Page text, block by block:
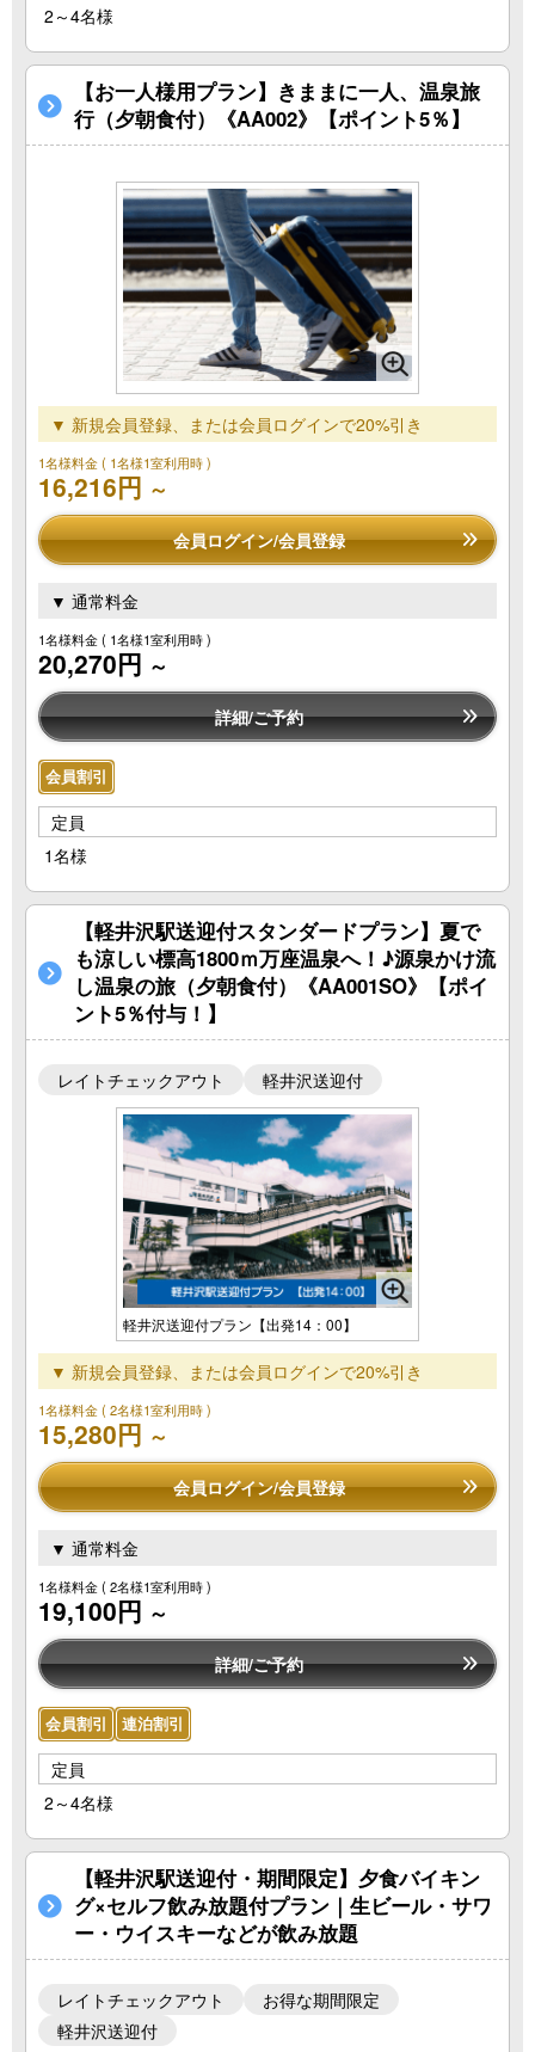
2～4名様
【お一人様用プラン】きままに一人、温泉旅
行（夕朝食付）《AA002》【ポイント5％】
▼ 新規会員登録、または会員ログインで20%引き
1名様料金( 1名様1室利用時 )
16,216円 ～
会員ログイン/会員登録
▼ 通常料金
1名様料金( 1名様1室利用時 )
20,270円 ～
詳細/ご予約
会員割引
定員
1名様
【軽井沢駅送迎付スタンダードプラン】夏で
も涼しい標高1800ｍ万座温泉へ！♪源泉かけ流
し温泉の旅（夕朝食付）《AA001SO》【ポイ
ント5％付与！】
レイトチェックアウト 軽井沢送迎付
軽井沢送迎付プラン【出発14：00】
▼ 新規会員登録、または会員ログインで20%引き
1名様料金( 2名様1室利用時 )
15,280円 ～
会員ログイン/会員登録
▼ 通常料金
1名様料金( 2名様1室利用時 )
19,100円 ～
詳細/ご予約
会員割引 連泊割引
定員
2～4名様
【軽井沢駅送迎付・期間限定】夕食バイキン
グ×セルフ飲み放題付プラン｜生ビール・サワ
ー・ウイスキーなどが飲み放題
レイトチェックアウト
お得な期間限定
軽井沢送迎付